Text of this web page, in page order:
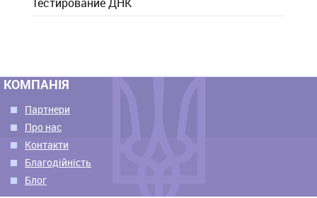
КОМПАНІЯ
Партнери
Про нас
Контакти
Благодійність
Блог